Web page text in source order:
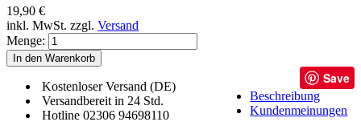
19,90 €
inkl. MwSt. zzgl. Versand
Menge:
In den Warenkorb
Kostenloser Versand (DE)
Versandbereit in 24 Std.
Hotline 02306 94698110
Save
Beschreibung
Kundenmeinungen